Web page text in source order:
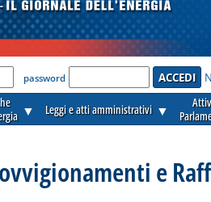
accedere'
password
▼ Leggi e atti amministrativi ▼
e